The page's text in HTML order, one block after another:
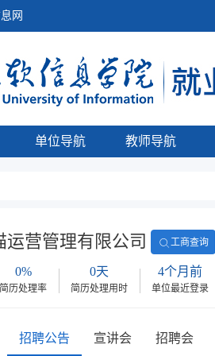
网
单位导航 教师导航
运营管理有限公司 工商查询
0%
简历处理率
0天
简历处理用时
4个月前
单位最近登录
招聘公告 宣讲会 招聘会